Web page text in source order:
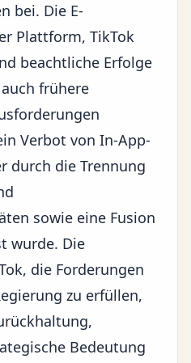
bei. Die E-
Plattform, TikTok
beachtliche Erfolge
frühere
Verbot von In-App-
durch die Trennung
sowie eine Fusion
wurde. Die
die Forderungen
zu erfüllen,
Bedeutung